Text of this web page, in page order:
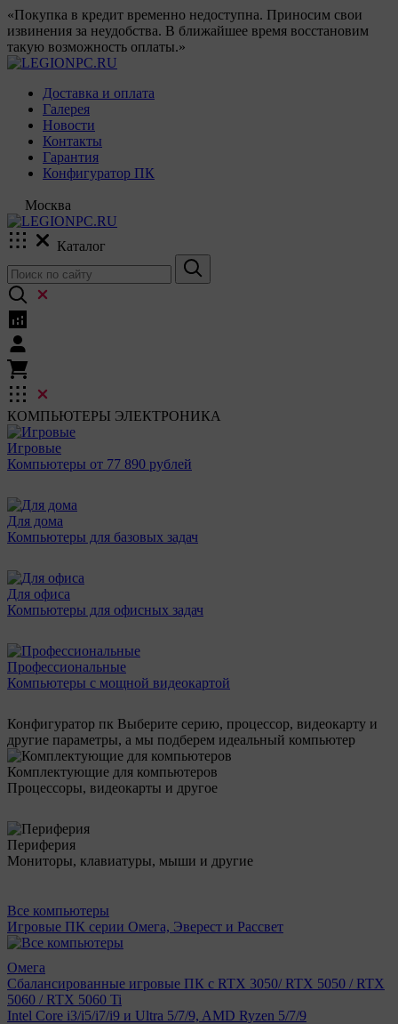
«Покупка в кредит временно недоступна. Приносим свои
извинения за неудобства. В ближайшее время восстановим
такую возможность оплаты.»
Доставка и оплата
Галерея
Новости
Контакты
Гарантия
Конфигуратор ПК
Москва
Каталог
КОМПЬЮТЕРЫ ЭЛЕКТРОНИКА
Игровые
Компьютеры от 77 890 рублей
Для дома
Компьютеры для базовых задач
Для офиса
Компьютеры для офисных задач
Профессиональные
Компьютеры с мощной видеокартой
Конфигуратор пк Выберите серию, процессор, видеокарту и
другие параметры, а мы подберем идеальный компьютер
Комплектующие для компьютеров
Процессоры, видеокарты и другое
Периферия
Мониторы, клавиатуры, мыши и другие
Все компьютеры
Игровые ПК серии Омега, Эверест и Рассвет
Омега
Сбалансированные игровые ПК с RTX 3050/ RTX 5050 / RTX
5060 / RTX 5060 Ti
Intel Core i3/i5/i7/i9 и Ultra 5/7/9, AMD Ryzen 5/7/9